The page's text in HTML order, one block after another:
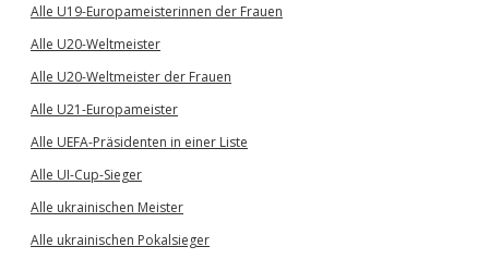
Alle U19-Europameisterinnen der Frauen
Alle U20-Weltmeister
Alle U20-Weltmeister der Frauen
Alle U21-Europameister
Alle UEFA-Präsidenten in einer Liste
Alle UI-Cup-Sieger
Alle ukrainischen Meister
Alle ukrainischen Pokalsieger